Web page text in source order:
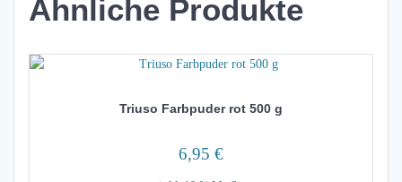
Ähnliche Produkte
Triuso Farbpuder rot 500 g
6,95 €